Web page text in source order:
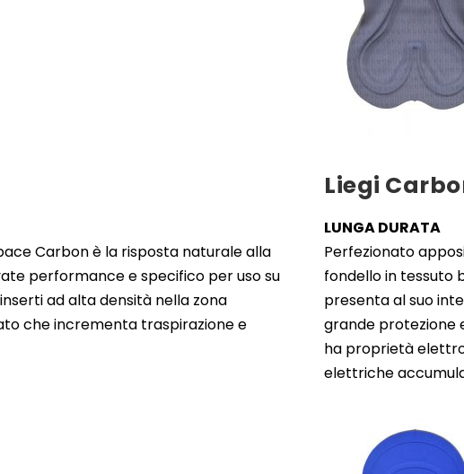
Carbon è la risposta naturale alla
performance e specifico per uso su
ad alta densità nella zona
che incrementa traspirazione e
Liegi
LUNGA DURATA
Perfezionato
fondello in tessuto
presenta al suo
grande protezione
ha proprietà
elettriche